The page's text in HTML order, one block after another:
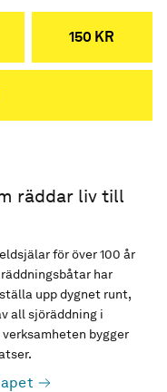
150 KR
räddar liv till
för över 100 år
har
upp dygnet runt,
all sjöräddning i
bygger